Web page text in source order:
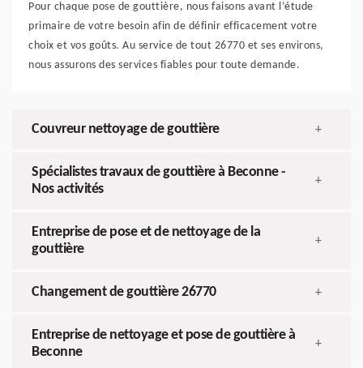
Pour chaque pose de gouttière, nous faisons avant l’étude
primaire de votre besoin afin de définir efficacement votre
choix et vos goûts. Au service de tout 26770 et ses environs,
nous assurons des services fiables pour toute demande.
Couvreur nettoyage de gouttière +
Spécialistes travaux de gouttière à Beconne -
Nos activités
+
Entreprise de pose et de nettoyage de la
gouttière
+
Changement de gouttière 26770 +
Entreprise de nettoyage et pose de gouttière à
Beconne
+